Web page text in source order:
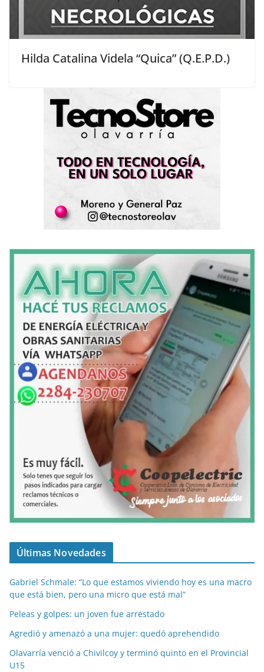
Hilda Catalina Videla “Quica” (Q.E.P.D.)
Últimas Novedades
Gabriel Schmale: “Lo que estamos viviendo hoy es una macro
que está bien, pero una micro que está mal”
Peleas y golpes: un joven fue arrestado
Agredió y amenazó a una mujer: quedó aprehendido
Olavarría venció a Chivilcoy y terminó quinto en el Provincial
U15